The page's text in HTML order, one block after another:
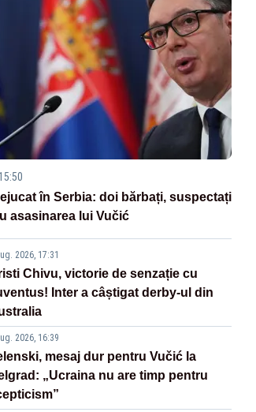
în Serbia: doi bărbați, suspectați
asasinarea lui Vučić
2026, 17:31
Chivu, victorie de senzație cu
Inter a câștigat derby-ul din
2026, 16:39
mesaj dur pentru Vučić la
„Ucraina nu are timp pentru